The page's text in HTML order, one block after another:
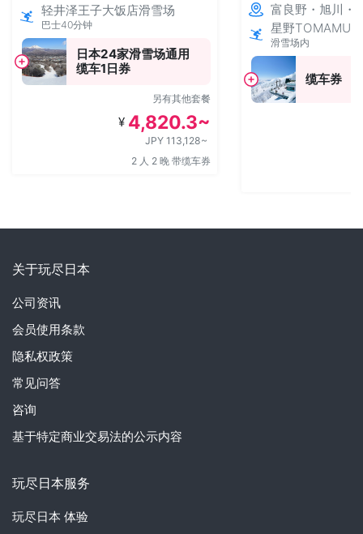
轻井泽王子大饭店滑雪场
巴士40分钟
日本24家滑雪场通用
缆车1日券
另有其他套餐
¥ 4,820.3~
JPY 113,128~
2 人 2 晚 带缆车券
富良野・旭川・
星野TOMAMU
滑雪场内
缆车券
关于玩尽日本
公司资讯
会员使用条款
隐私权政策
常见问答
咨询
基于特定商业交易法的公示内容
玩尽日本服务
玩尽日本 体验